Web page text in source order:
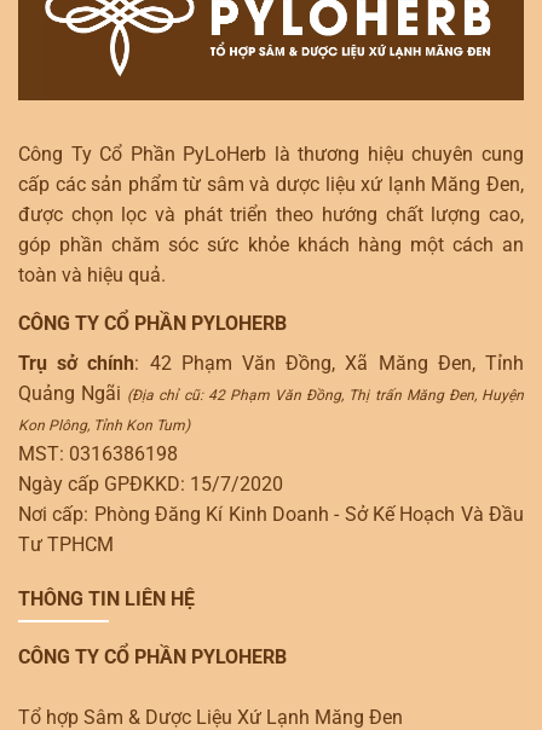
Công Ty Cổ Phần PyLoHerb là thương hiệu chuyên cung
cấp các sản phẩm từ sâm và dược liệu xứ lạnh Măng Đen,
được chọn lọc và phát triển theo hướng chất lượng cao,
góp phần chăm sóc sức khỏe khách hàng một cách an
toàn và hiệu quả.
CÔNG TY CỔ PHẦN PYLOHERB
Trụ sở chính: 42 Phạm Văn Đồng, Xã Măng Đen, Tỉnh
Quảng Ngãi (Địa chỉ cũ: 42 Phạm Văn Đồng, Thị trấn Măng Đen, Huyện
Kon Plông, Tỉnh Kon Tum)
MST: 0316386198
Ngày cấp GPĐKKD: 15/7/2020
Nơi cấp: Phòng Đăng Kí Kinh Doanh - Sở Kế Hoạch Và Đầu
Tư TPHCM
THÔNG TIN LIÊN HỆ
CÔNG TY CỔ PHẦN PYLOHERB
Tổ hợp Sâm & Dược Liệu Xứ Lạnh Măng Đen